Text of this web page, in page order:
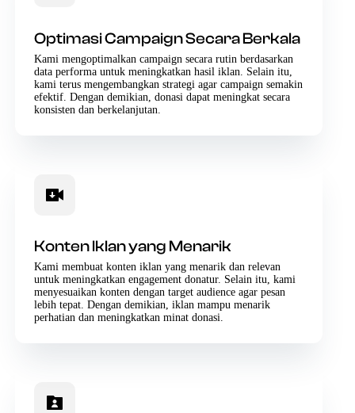
Optimasi Campaign Secara Berkala
Kami mengoptimalkan campaign secara rutin berdasarkan
data performa untuk meningkatkan hasil iklan. Selain itu,
kami terus mengembangkan strategi agar campaign semakin
efektif. Dengan demikian, donasi dapat meningkat secara
konsisten dan berkelanjutan.
Konten Iklan yang Menarik
Kami membuat konten iklan yang menarik dan relevan
untuk meningkatkan engagement donatur. Selain itu, kami
menyesuaikan konten dengan target audience agar pesan
lebih tepat. Dengan demikian, iklan mampu menarik
perhatian dan meningkatkan minat donasi.